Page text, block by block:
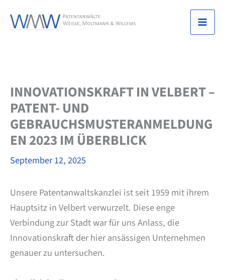
Inhalt
INNOVATIONSKRAFT IN VELBERT –
PATENT- UND
GEBRAUCHSMUSTERANMELDUNG
EN 2023 IM ÜBERBLICK
September 12, 2025
Unsere Patentanwaltskanzlei ist seit 1959 mit ihrem
Hauptsitz in Velbert verwurzelt. Diese enge
Verbindung zur Stadt war für uns Anlass, die
Innovationskraft der hier ansässigen Unternehmen
genauer zu untersuchen.